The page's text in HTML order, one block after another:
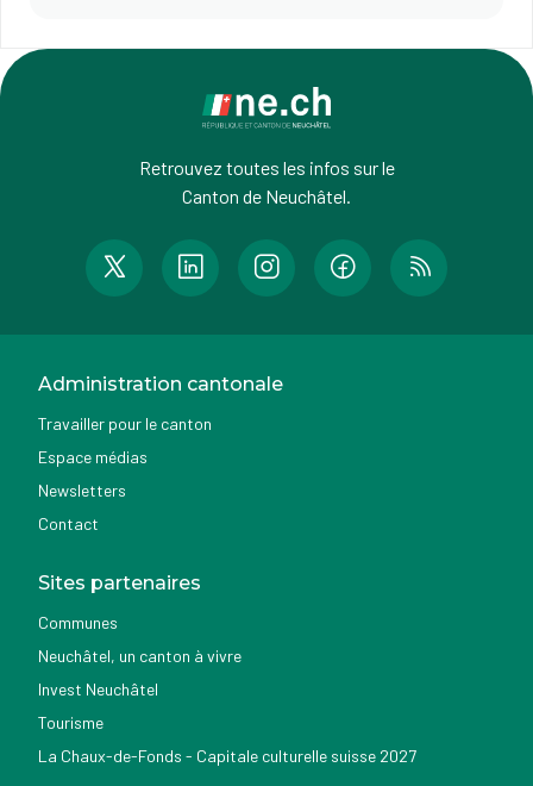
Retrouvez toutes les infos sur le
Canton de Neuchâtel.
Administration cantonale
Travailler pour le canton
Espace médias
Newsletters
Contact
Sites partenaires
Communes
Neuchâtel, un canton à vivre
Invest Neuchâtel
Tourisme
La Chaux-de-Fonds - Capitale culturelle suisse 2027